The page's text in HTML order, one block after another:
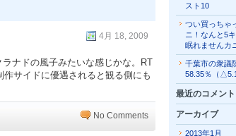
4月 18, 2009
ナドの風子みたいな感じかな。RT
サイドに優遇されると観る側にも
No Comments
スト10
つい買っちゃ
ニ！なんと5
眠れませんカ
千葉市の衆議
58.35％（
最近のコメント
アーカイブ
2013年1月